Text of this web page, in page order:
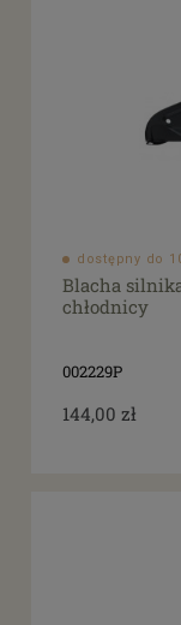
dostępny do
Blacha
chłodnicy
002229P
144,00 zł